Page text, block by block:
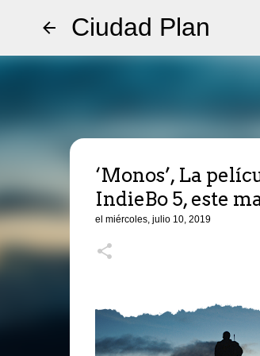
Ciudad Plan
‘Monos’, La
IndieBo 5, este
el miércoles, julio 10, 2019